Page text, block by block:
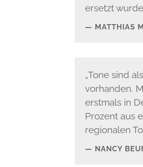
ersetzt
MATTHIAS
„Tone sind
vorhanden.
erstmals in
Prozent aus
regionalen
NANCY